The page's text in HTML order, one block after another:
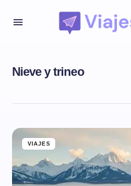
Nieve y trineo
VIAJES